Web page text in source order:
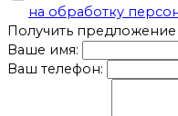
на обработку
Получить предложение
Ваше имя:
Ваш телефон: